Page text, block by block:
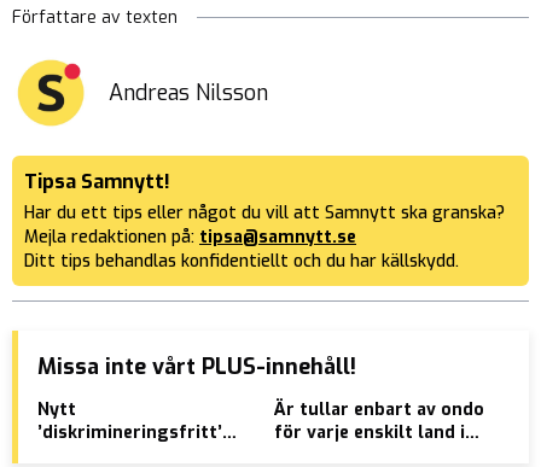
Författare av texten
Andreas Nilsson
Tipsa Samnytt!
Har du ett tips eller något du vill att Samnytt ska granska?
Mejla redaktionen på: tipsa@samnytt.se
Ditt tips behandlas konfidentiellt och du har källskydd.
Missa inte vårt PLUS-innehåll!
Nytt
’diskrimineringsfritt’
Är tullar enbart av ondo
för varje enskilt land i